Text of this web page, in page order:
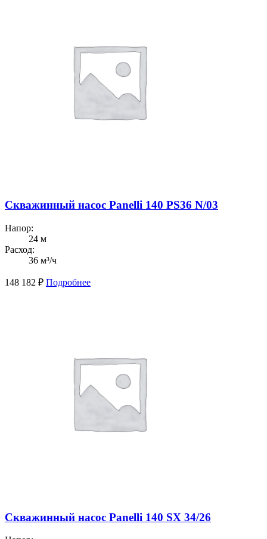
Скважинный насос Panelli 140 PS36 N/03
Напор:
24 м
Расход:
36 м³/ч
148 182 ₽ Подробнее
Скважинный насос Panelli 140 SX 34/26